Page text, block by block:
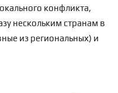
конфликта,
нескольким странам в
из региональных) и